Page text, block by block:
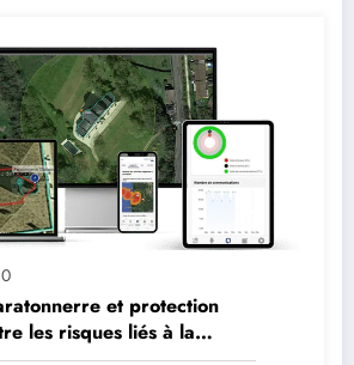
0
et protection
les risques liés à la